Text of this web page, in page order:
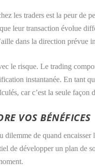
les traders est la peur de
leur transaction évolue
dans la direction prévue
le risque. Le trading
instantanée. En tant
car c’est la seule façon
VOS BÉNÉFICES
dilemme de quand
de développer un plan de